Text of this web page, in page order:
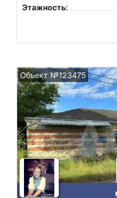
Этажность:
Объект №123475